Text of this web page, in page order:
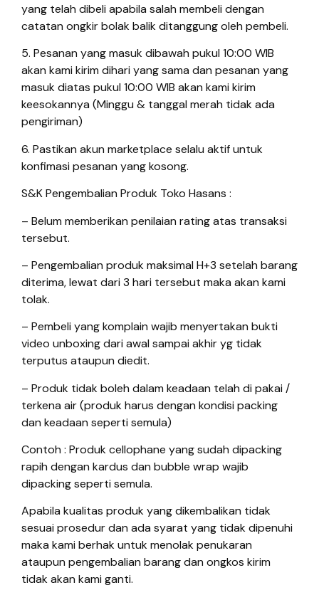
yang telah dibeli apabila salah membeli dengan
catatan ongkir bolak balik ditanggung oleh pembeli.
5. Pesanan yang masuk dibawah pukul 10:00 WIB
akan kami kirim dihari yang sama dan pesanan yang
masuk diatas pukul 10:00 WIB akan kami kirim
keesokannya (Minggu & tanggal merah tidak ada
pengiriman)
6. Pastikan akun marketplace selalu aktif untuk
konfimasi pesanan yang kosong.
S&K Pengembalian Produk Toko Hasans :
– Belum memberikan penilaian rating atas transaksi
tersebut.
– Pengembalian produk maksimal H+3 setelah barang
diterima, lewat dari 3 hari tersebut maka akan kami
tolak.
– Pembeli yang komplain wajib menyertakan bukti
video unboxing dari awal sampai akhir yg tidak
terputus ataupun diedit.
– Produk tidak boleh dalam keadaan telah di pakai /
terkena air (produk harus dengan kondisi packing
dan keadaan seperti semula)
Contoh : Produk cellophane yang sudah dipacking
rapih dengan kardus dan bubble wrap wajib
dipacking seperti semula.
Apabila kualitas produk yang dikembalikan tidak
sesuai prosedur dan ada syarat yang tidak dipenuhi
maka kami berhak untuk menolak penukaran
ataupun pengembalian barang dan ongkos kirim
tidak akan kami ganti.